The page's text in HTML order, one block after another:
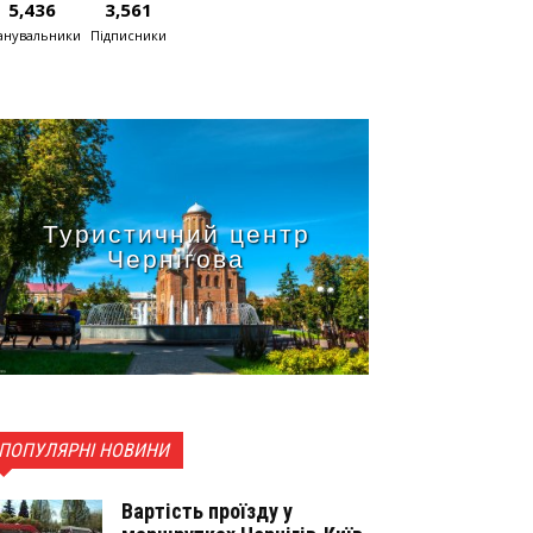
5,436 3,561
Підписники
Туристичний центр
Чернігова
НОВИНИ
Вартість проїзду у